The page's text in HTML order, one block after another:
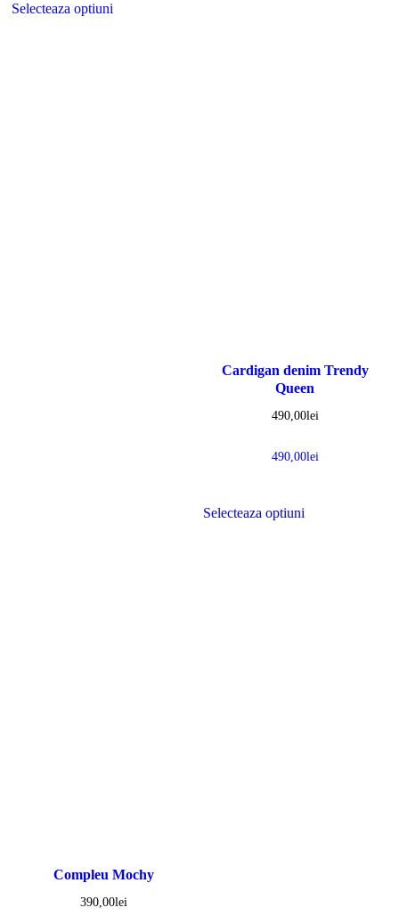
Selecteaza optiuni
Cardigan denim Trendy
Queen
490,00lei
490,00lei
Selecteaza optiuni
Compleu Mochy
390,00lei